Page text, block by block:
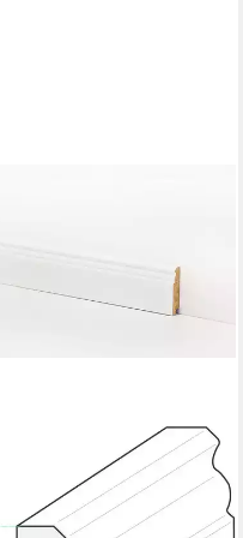
Sockelleiste Equipped–
passend zu – Vinyl,